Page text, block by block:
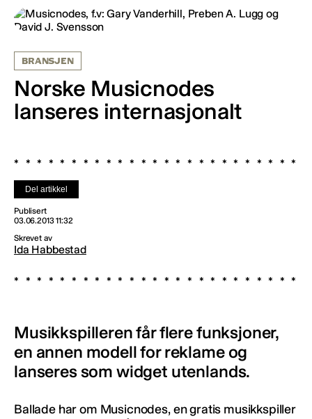
BRANSJEN
Norske Musicnodes
lanseres internasjonalt
Del artikkel
Publisert
03.06.2013 11:32
Skrevet av
Ida Habbestad
Musikkspilleren får flere funksjoner,
en annen modell for reklame og
lanseres som widget utenlands.
Ballade har om Musicnodes, en gratis musikkspiller